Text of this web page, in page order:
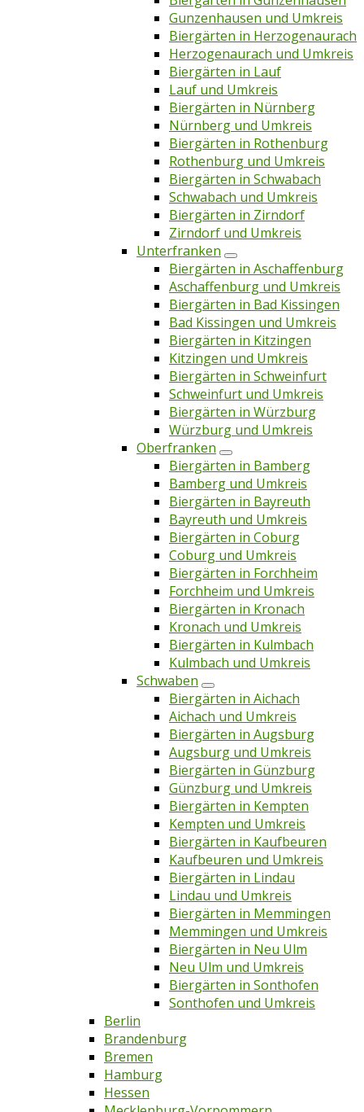
Gunzenhausen und Umkreis
Biergärten in Herzogenaurach
Herzogenaurach und Umkreis
Biergärten in Lauf
Lauf und Umkreis
Biergärten in Nürnberg
Nürnberg und Umkreis
Biergärten in Rothenburg
Rothenburg und Umkreis
Biergärten in Schwabach
Schwabach und Umkreis
Biergärten in Zirndorf
Zirndorf und Umkreis
Unterfranken
Biergärten in Aschaffenburg
Aschaffenburg und Umkreis
Biergärten in Bad Kissingen
Bad Kissingen und Umkreis
Biergärten in Kitzingen
Kitzingen und Umkreis
Biergärten in Schweinfurt
Schweinfurt und Umkreis
Biergärten in Würzburg
Würzburg und Umkreis
Oberfranken
Biergärten in Bamberg
Bamberg und Umkreis
Biergärten in Bayreuth
Bayreuth und Umkreis
Biergärten in Coburg
Coburg und Umkreis
Biergärten in Forchheim
Forchheim und Umkreis
Biergärten in Kronach
Kronach und Umkreis
Biergärten in Kulmbach
Kulmbach und Umkreis
Schwaben
Biergärten in Aichach
Aichach und Umkreis
Biergärten in Augsburg
Augsburg und Umkreis
Biergärten in Günzburg
Günzburg und Umkreis
Biergärten in Kempten
Kempten und Umkreis
Biergärten in Kaufbeuren
Kaufbeuren und Umkreis
Biergärten in Lindau
Lindau und Umkreis
Biergärten in Memmingen
Memmingen und Umkreis
Biergärten in Neu Ulm
Neu Ulm und Umkreis
Biergärten in Sonthofen
Sonthofen und Umkreis
Berlin
Brandenburg
Bremen
Hamburg
Hessen